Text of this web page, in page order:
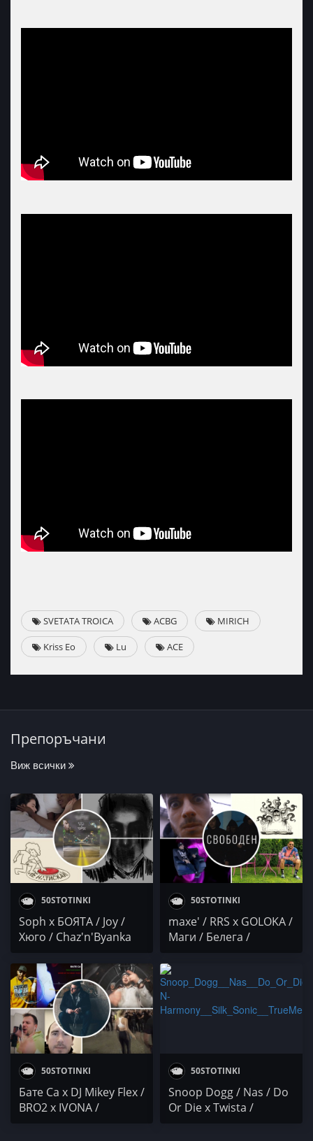
SVETATA TROICA ACBG MIRICH
Kriss Eo Lu ACE
Препоръчани
Виж всички
50STOTINKI
Soph x БОЯТА / Joy /
Хюго / Chaz'n'Byanka
50STOTINKI
maxe' / RRS x GOLOKA /
Маги / Белега /
50STOTINKI
Бате Са x DJ Mikey Flex /
BRO2 x IVONA /
50STOTINKI
Snoop Dogg / Nas / Do
Or Die x Twista /